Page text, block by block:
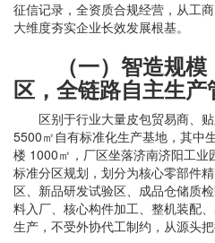
征信记录，全资质合规经营，从工
大维度夯实企业长效发展根基。
（一）智造规模
区，全链路自主生产
区别于行业大量皮包贸易商、贴
5500㎡自有标准化生产基地，其中
楼 1000㎡，厂区坐落济南济阳工
标准分区规划，划分为核心零部件
区、新品研发试验区、成品仓储质
料入厂、核心构件加工、整机装配
生产，不受外协代工制约，从源头